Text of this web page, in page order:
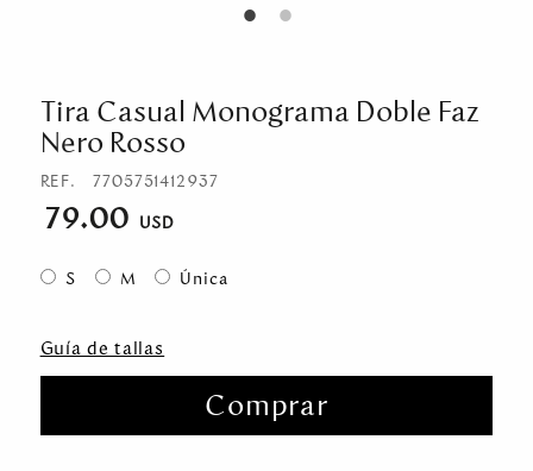
Venezuela
Tira Casual Monograma Doble Faz
Nero Rosso
REF. 7705751412937
79.00
S M Única
Guía de tallas
Comprar